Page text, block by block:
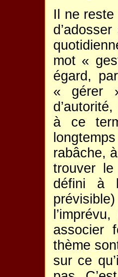
Il ne reste
mot «
égard,
« gérer
à ce
rabâche,
trouver
défini à
associer
thème
sur ce